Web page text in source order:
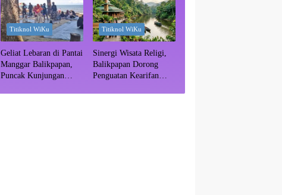
Titiknol WiKu
Geliat Lebaran di Pantai
Manggar Balikpapan,
Puncak Kunjungan
Titiknol WiKu
Sinergi Wisata Religi,
Balikpapan Dorong
Penguatan Kearifan